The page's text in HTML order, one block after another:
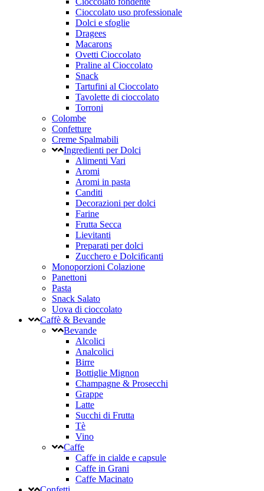
Cioccolato uso professionale
Dolci e sfoglie
Dragees
Macarons
Ovetti Cioccolato
Praline al Cioccolato
Snack
Tartufini al Cioccolato
Tavolette di cioccolato
Torroni
Colombe
Confetture
Creme Spalmabili
Ingredienti per Dolci
Alimenti Vari
Aromi
Aromi in pasta
Canditi
Decorazioni per dolci
Farine
Frutta Secca
Lievitanti
Preparati per dolci
Zucchero e Dolcificanti
Monoporzioni Colazione
Panettoni
Pasta
Snack Salato
Uova di cioccolato
Caffè & Bevande
Bevande
Alcolici
Analcolici
Birre
Bottiglie Mignon
Champagne & Prosecchi
Grappe
Latte
Succhi di Frutta
Tè
Vino
Caffe
Caffe in cialde e capsule
Caffe in Grani
Caffe Macinato